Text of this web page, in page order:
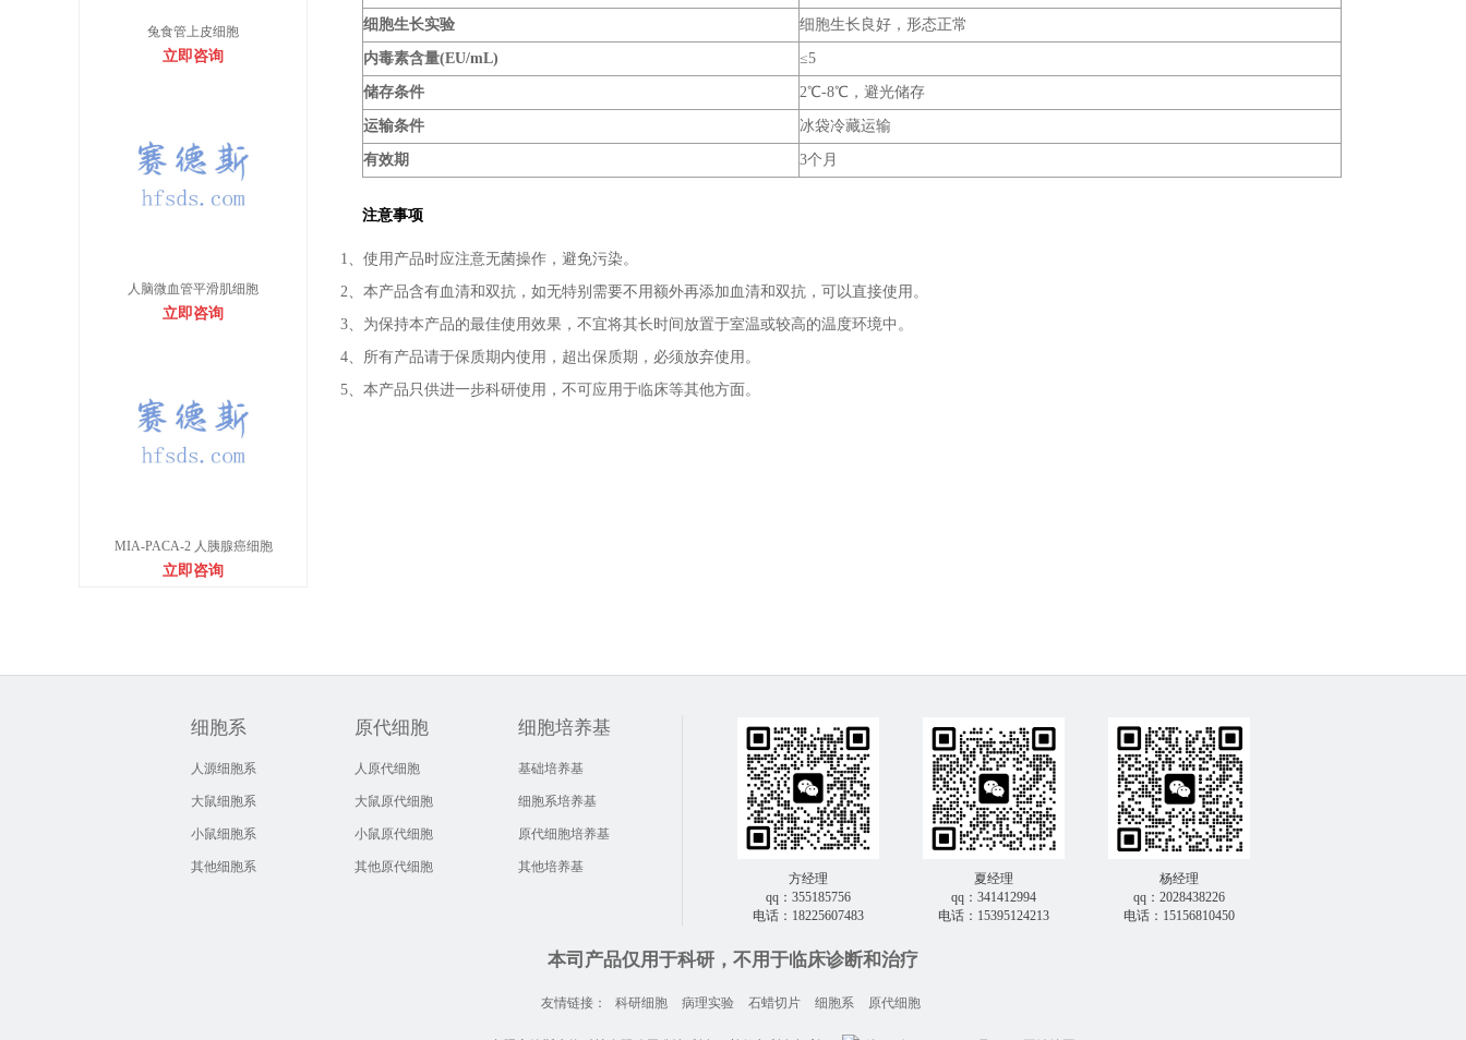
立即咨询
兔食管上皮细胞
立即咨询
人脑微血管平滑肌细胞
立即咨询
MIA-PACA-2 人胰腺癌细胞
立即咨询
细胞生长实验 细胞生长良好，形态正常
内毒素含量(EU/mL) ≤5
储存条件 2℃-8℃，避光储存
运输条件 冰袋冷藏运输
有效期 3个月
注意事项
1、使用产品时应注意无菌操作，避免污染。
2、本产品含有血清和双抗，如无特别需要不用额外再添加血清和双抗，可以直接使用。
3、为保持本产品的最佳使用效果，不宜将其长时间放置于室温或较高的温度环境中。
4、所有产品请于保质期内使用，超出保质期，必须放弃使用。
5、本产品只供进一步科研使用，不可应用于临床等其他方面。
细胞系
人源细胞系
大鼠细胞系
小鼠细胞系
其他细胞系
原代细胞
人原代细胞
大鼠原代细胞
小鼠原代细胞
其他原代细胞
细胞培养基
基础培养基
细胞系培养基
原代细胞培养基
其他培养基
方经理
qq：355185756
电话：18225607483
夏经理
qq：341412994
电话：15395124213
杨经理
qq：2028438226
电话：15156810450
本司产品仅用于科研，不用于临床诊断和治疗
友情链接： 科研细胞 病理实验 石蜡切片 细胞系 原代细胞